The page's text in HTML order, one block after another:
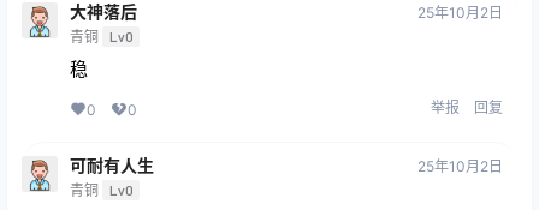
大神落后
青铜 Lv0
25年10月2日
稳
0 0 举报 回复
可耐有人生
青铜 Lv0
25年10月2日